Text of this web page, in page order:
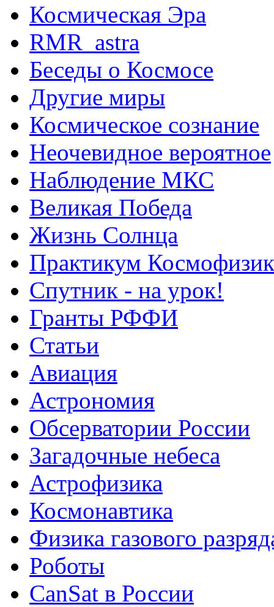
Космическая Эра
RMR_astra
Беседы о Космосе
Другие миры
Космическое сознание
Неочевидное вероятное
Наблюдение МКС
Великая Победа
Жизнь Солнца
Практикум
Спутник - на урок!
Гранты РФФИ
Статьи
Авиация
Астрономия
Обсерватории России
Загадочные небеса
Астрофизика
Космонавтика
Физика газового
Роботы
CanSat в России